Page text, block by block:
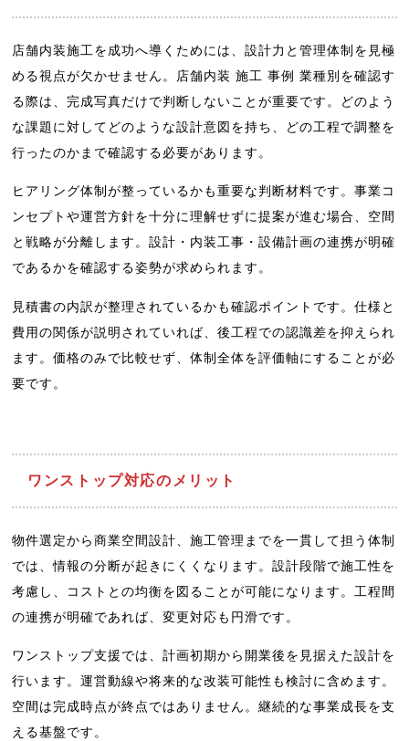
店舗内装施工を成功へ導くためには、設計力と管理体制を見極
める視点が欠かせません。店舗内装 施工 事例 業種別を確認す
る際は、完成写真だけで判断しないことが重要です。どのよう
な課題に対してどのような設計意図を持ち、どの工程で調整を
行ったのかまで確認する必要があります。
ヒアリング体制が整っているかも重要な判断材料です。事業コ
ンセプトや運営方針を十分に理解せずに提案が進む場合、空間
と戦略が分離します。設計・内装工事・設備計画の連携が明確
であるかを確認する姿勢が求められます。
見積書の内訳が整理されているかも確認ポイントです。仕様と
費用の関係が説明されていれば、後工程での認識差を抑えられ
ます。価格のみで比較せず、体制全体を評価軸にすることが必
要です。
ワンストップ対応のメリット
物件選定から商業空間設計、施工管理までを一貫して担う体制
では、情報の分断が起きにくくなります。設計段階で施工性を
考慮し、コストとの均衡を図ることが可能になります。工程間
の連携が明確であれば、変更対応も円滑です。
ワンストップ支援では、計画初期から開業後を見据えた設計を
行います。運営動線や将来的な改装可能性も検討に含めます。
空間は完成時点が終点ではありません。継続的な事業成長を支
える基盤です。